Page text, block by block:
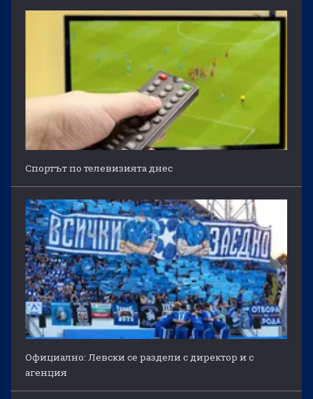
Спортът по телевизията днес
Официално: Левски се раздели с директор и с
агенция